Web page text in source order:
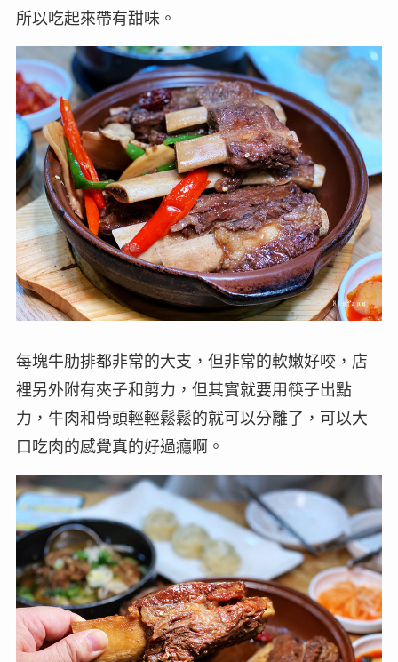
所以吃起來帶有甜味。
每塊牛肋排都非常的大支，但非常的軟嫩好咬，店
裡另外附有夾子和剪力，但其實就要用筷子出點
力，牛肉和骨頭輕輕鬆鬆的就可以分離了，可以大
口吃肉的感覺真的好過癮啊。